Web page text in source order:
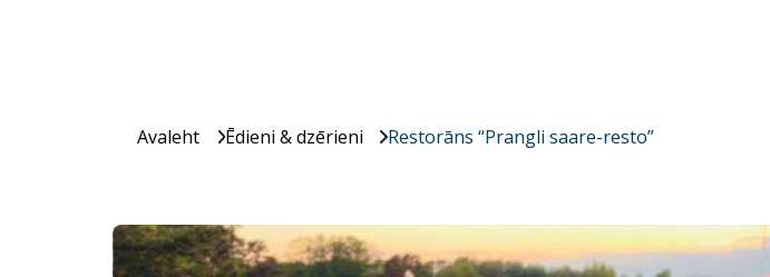
Avaleht Ēdieni & dzērieni Restorāns “Prangli saare-resto”